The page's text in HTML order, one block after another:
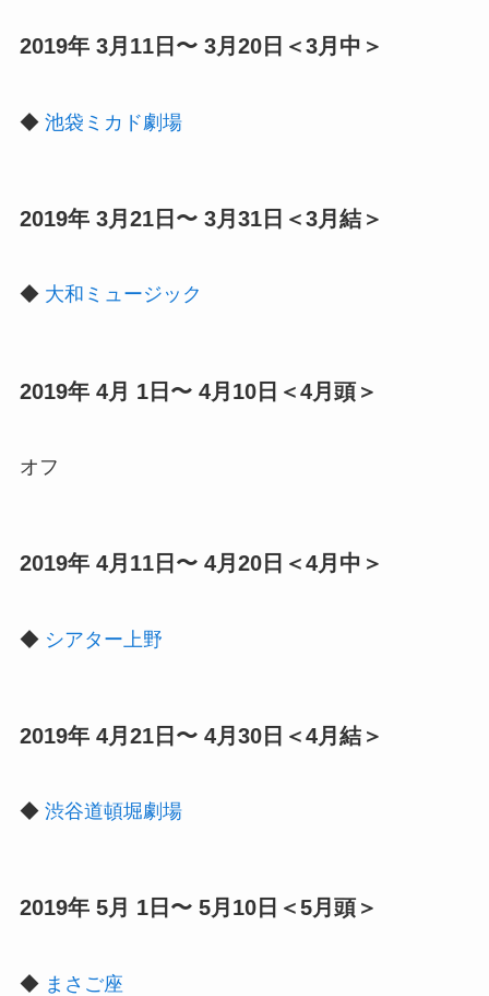
2019年 3月11日〜 3月20日＜3月中＞
◆ 池袋ミカド劇場
2019年 3月21日〜 3月31日＜3月結＞
◆ 大和ミュージック
2019年 4月 1日〜 4月10日＜4月頭＞
オフ
2019年 4月11日〜 4月20日＜4月中＞
◆ シアター上野
2019年 4月21日〜 4月30日＜4月結＞
◆ 渋谷道頓堀劇場
2019年 5月 1日〜 5月10日＜5月頭＞
◆ まさご座